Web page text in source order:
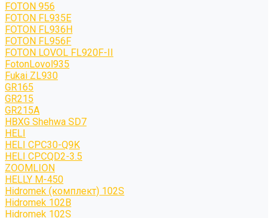
FOTON 956
FOTON FL935E
FOTON FL936H
FOTON FL956F
FOTON LOVOL FL920F-II
FotonLovol935
Fukai ZL930
GR165
GR215
GR215A
HBXG Shehwa SD7
HELI
HELI CPC30-Q9K
HELI CPCQD2-3.5
ZOOMLION
HELLY M-450
Hidromek (комплект) 102S
Hidromek 102B
Hidromek 102S